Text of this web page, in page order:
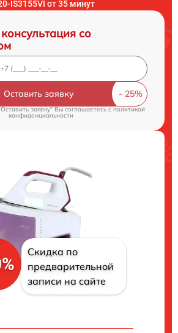
IS3155VI от 35 минут
со
Оставить заявку
заявку" Вы соглашаетесь cполитикой
конфиденциальности
Скидка по
предварительной
записи на сайте